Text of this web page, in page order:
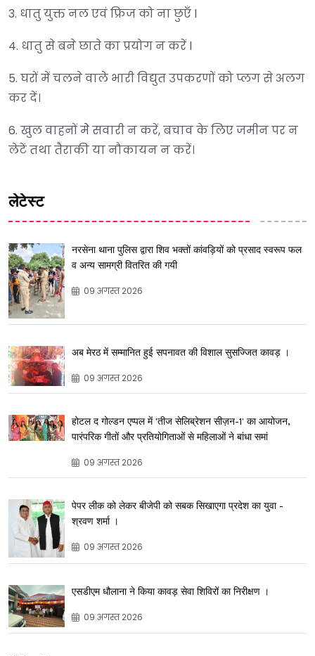
3. धातु युक्त नल एवं फ्रिज को ना छुएँ l
4. धातु से बने छाते का प्रयोग न करें l
5. घरों में चलने वाले भारी विद्युत उपकरणों को प्लग से अलग
कर दें।
6. खुल वाहनों मेे सवारी न करें, बचाव के लिए जमीन पर न
लेटें तथा तैराकी या नौकायन न करें।
लेटेस्ट
नरसेना थाना पुलिस द्वारा शिव भक्तों कांवड़ियों को प्रसाद स्वरूप फल
व अन्य सामग्री वितरित की गयी
09 अगस्त 2026
अब मेरठ में सम्मानित हुई सपनावत की विशाल सुसज्जित कावड़ ।
09 अगस्त 2026
होटल द गोल्डन एप्पल में 'तीज सेलिब्रेशन सीज़न-1' का आयोजन,
पारंपरिक गीतों और प्रतियोगिताओं से महिलाओं ने बांधा समां
09 अगस्त 2026
पेपर लीक को लेकर बीजेपी को सबक सिखाएगा प्रदेश का युवा -
श्रवण शर्मा ।
09 अगस्त 2026
एसडीएम धौलाना ने किया कावड़ सेवा शिविरों का निरीक्षण ।
09 अगस्त 2026